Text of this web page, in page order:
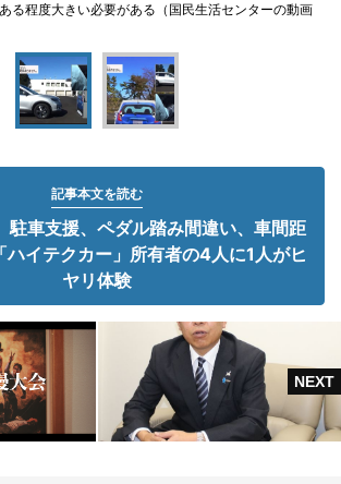
る程度大きい必要がある（国民生活センターの動画
記事本文を読む
駐車支援、ペダル踏み間違い、車間距
イテクカー」所有者の4人に1人がヒ
ヤリ体験